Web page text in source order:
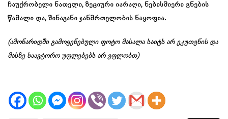
ჩაუქრობელი ნათელი, ზეციური იარაღი, ნებისმიერი ვნების
წამალი და, შინაგანი ჯანმრთელობის ნაყოფია.
(ამონარიდში გამოყენებული ფოტო მასალა საიტს არ ეკუთვნის და
მასზე საავტორო უფლებებს არ ვფლობთ)